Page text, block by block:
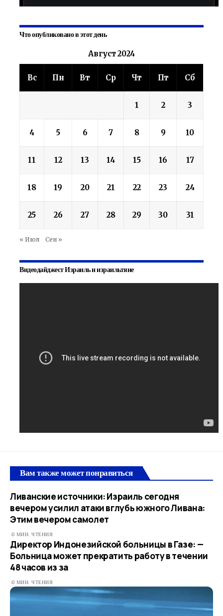
Что опубликовано в этот день
Август 2024
Вс Пн Вт Ср Чт Пт Сб
1 2 3
4 5 6 7 8 9 10
11 12 13 14 15 16 17
18 19 20 21 22 23 24
25 26 27 28 29 30 31
« Июл Сен »
Видеодайджест Израиль и израильтяне
Вам также может понравиться
Ливанские источники: Израиль сегодня
вечером усилил атаки вглубь южного Ливана:
Этим вечером самолет
0 МИН. ЧТЕНИЯ
Директор Индонезийской больницы в Газе: —
Больница может прекратить работу в течении
48 часов из за
0 МИН. ЧТЕНИЯ